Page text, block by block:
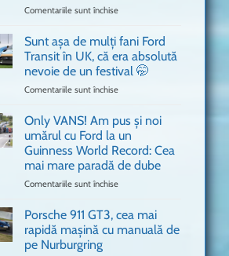
Comentariile sunt închise
a
adus
în
București
Ferrari
Formula
1
Sunt așa de mulți fani Ford
Transit în UK, că era absolută
nevoie de un festival 🤭
Comentariile sunt închise
de
mulți
fani
Ford
că
era
Only VANS! Am pus și noi
umărul cu Ford la un
Guinness World Record: Cea
mai mare paradă de dube
Comentariile sunt închise
Am
pus
Porsche 911 GT3, cea mai
rapidă mașină cu manuală de
pe Nurburgring